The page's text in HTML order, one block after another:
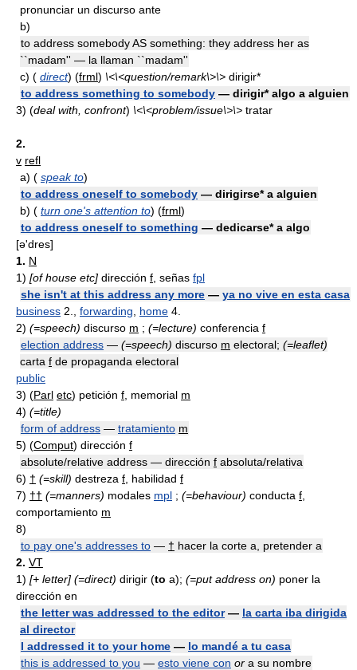
pronunciar un discurso ante
b)
to address somebody AS something: they address her as
``madam'' — la llaman ``madam''
c) ( direct) (frml) \<\<question/remark\>\> dirigir*
to address something to somebody — dirigir* algo a alguien
3) (deal with, confront) \<\<problem/issue\>\> tratar
2.
v refl
a) ( speak to)
to address oneself to somebody — dirigirse* a alguien
b) ( turn one's attention to) (frml)
to address oneself to something — dedicarse* a algo
[ǝ'dres]
1. N
1) [of house etc] dirección f , señas fpl
she isn't at this address any more — ya no vive en esta casa
business 2., forwarding home 4.
2) (=speech) discurso m ; (=lecture) conferencia f
election address — (=speech) discurso m electoral; (=leaflet)
carta f de propaganda electoral
public
3) (Parl etc) petición f , memorial m
4) (=title)
form of address — tratamiento m
5) (Comput) dirección f
absolute/relative address — dirección f absoluta/relativa
6) † (=skill) destreza f , habilidad f
7) †† (=manners) modales mpl ; (=behaviour) conducta f
comportamiento m
8)
to pay one's addresses to — † hacer la corte a, pretender a
2. VT
1) [+ letter] (=direct) dirigir (to a); (=put address on) poner la
dirección en
the letter was addressed to the editor— la carta iba dirigida
al director
I addressed it to your home — lo mandé a tu casa
this is addressed to you — esto viene con or a su nombre